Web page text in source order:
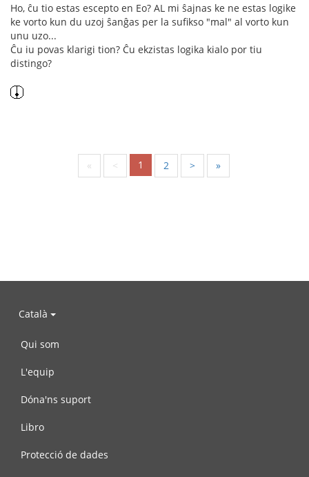
Ho, ĉu tio estas escepto en Eo? AL mi ŝajnas ke ne estas logike
ke vorto kun du uzoj ŝanĝas per la sufikso "mal" al vorto kun
unu uzo...
Ĉu iu povas klarigi tion? Ĉu ekzistas logika kialo por tiu
distingo?
« < 1 2 > »
Català
Qui som
L'equip
Dóna'ns suport
Libro
Protecció de dades